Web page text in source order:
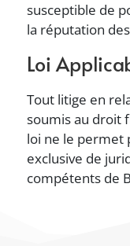
susceptible de
la réputation
Loi
Tout litige en
soumis au droit
loi ne le permet
exclusive de
compétents de